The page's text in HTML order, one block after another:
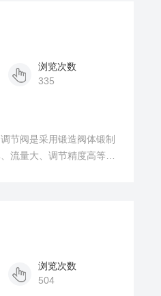
浏览次数
335
节阀是采用锻造阀体锻制
流量大、调节精度高等特
浏览次数
504